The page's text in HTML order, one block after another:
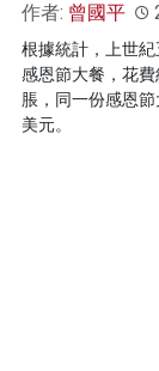
作者: 曾國平
根據統計，上世
感恩節大餐，花
脹，同一份感恩
美元。